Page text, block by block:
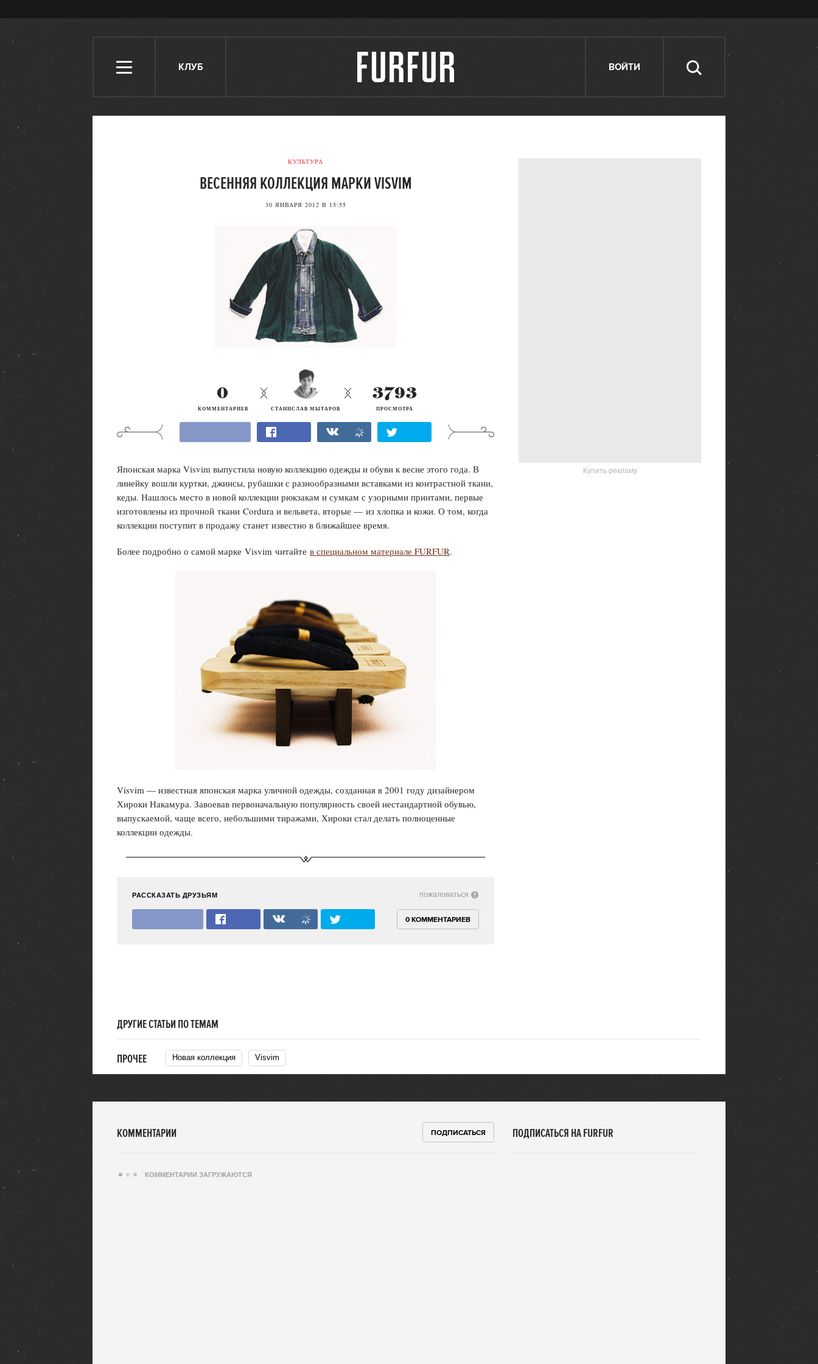
КЛУБ ВОЙТИ
КУЛЬТУРА
ВЕСЕННЯЯ КОЛЛЕКЦИЯ МАРКИ VISVIM
30 ЯНВАРЯ 2012 В 15:55
СТАНИСЛАВ МЫТАРОВ
0
КОММЕНТАРИЕВ
3793
ПРОСМОТРА
Японская марка Visvim выпустила новую коллекцию одежды и обуви к весне этого года. В
линейку вошли куртки, джинсы, рубашки с разнообразными вставками из контрастной ткани,
кеды. Нашлось место в новой коллекции рюкзакам и сумкам с узорными принтами, первые
изготовлены из прочной ткани Cordura и вельвета, вторые — из хлопка и кожи. О том, когда
коллекции поступит в продажу станет известно в ближайшее время.
Более подробно о самой марке Visvim читайте в специальном материале FURFUR.
Visvim — известная японская марка уличной одежды, созданная в 2001 году дизайнером
Хироки Накамура. Завоевав первоначальную популярность своей нестандартной обувью,
выпускаемой, чаще всего, небольшими тиражами, Хироки стал делать полноценные
коллекции одежды.
Купить рекламу
РАССКАЗАТЬ ДРУЗЬЯМ
0 КОММЕНТАРИЕВ
пожаловаться
ДРУГИЕ СТАТЬИ ПО ТЕМАМ
ПРОЧЕЕ Новая коллекция Visvim
КОММЕНТАРИИ ПОДПИСАТЬСЯ
КОММЕНТАРИИ ЗАГРУЖАЮТСЯ
ПОДПИСАТЬСЯ НА FURFUR